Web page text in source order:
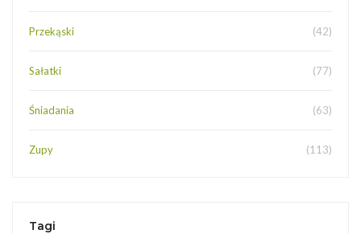
Przekąski (42)
Sałatki (77)
Śniadania (63)
Zupy (113)
Tagi